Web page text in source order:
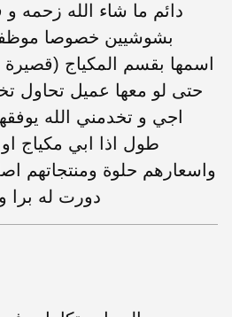
دائم ما شاء الله زحمه
بشوشيين خصوصا
اسمها بقسم المكياج
حتى لو معها عميل تحاول
اجي و تخدمني الله
طول اذا ابي مكياج
واسعارهم حلوة ومنتجاتهم
دورت له برا